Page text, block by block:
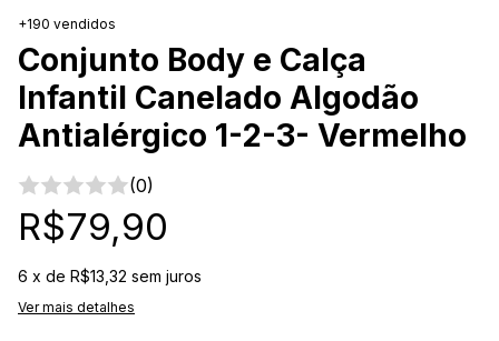
+190 vendidos
Conjunto Body e Calça
Infantil Canelado Algodão
Antialérgico 1-2-3- Vermelho
(0)
R$79,90
6 x de R$13,32 sem juros
Ver mais detalhes